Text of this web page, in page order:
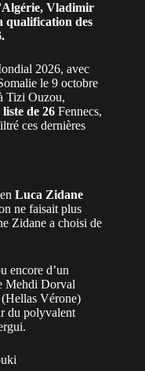
Vladimir
qualification des
2026, avec
le 9 octobre
Tizi Ouzou,
liste de 26 Fennecs,
ces dernières
Luca Zidane
ne faisait plus
Zidane a choisi de
encore d’un
Mehdi Dorval
Vérone)
du polyvalent